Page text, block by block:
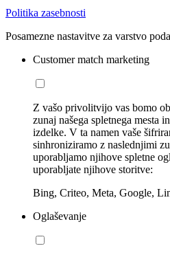
Politika zasebnosti
Posamezne nastavitve za varstvo
Customer match marketing
Z vašo privolitvijo vas bomo
zunaj našega spletnega mesta
izdelke. V ta namen vaše
sinhroniziramo z naslednjimi
uporabljamo njihove spletne
uporabljate njihove storitve:
Bing, Criteo, Meta, Google,
Oglaševanje